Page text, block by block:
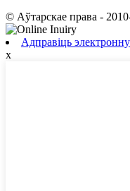
© Аўтарскае права -
Адправіць
x